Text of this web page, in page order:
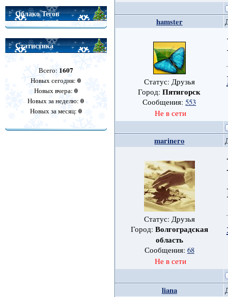
Облако Тегов
Статистика
Всего: 1607
Новых сегодня:0
Новых вчера: 0
Новых за неделю:0
Новых за месяц: 0
hamster
Статус: Друзья
Город:Пятигорск
Сообщения:553
Не в сети
marinero
Статус: Друзья
Город: Волгоградская
область
Сообщения: 68
Не в сети
liana